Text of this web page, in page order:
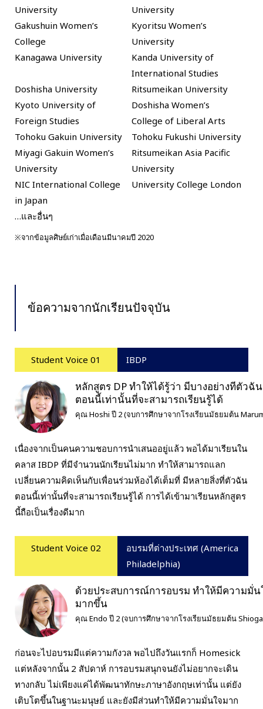
University
University
Gakushuin Women’s
College
Kyoritsu Women’s
University
Kanagawa University
Kanda University of
International Studies
Doshisha University
Ritsumeikan University
Kyoto University of
Foreign Studies
Doshisha Women’s
College of Liberal Arts
Tohoku Gakuin University
Tohoku Fukushi University
Miyagi Gakuin Women’s
University
Ritsumeikan Asia Pacific
University
NIC International College
in Japan
University College London
…และอื่นๆ
※จากข้อมูลศิษย์เก่าเมื่อเดือนมีนาคมปี 2020
ข้อความจากนักเรียนปัจจุบัน
Student Voice 01 IBDP
หลักสูตร DP ทำให้ได้รู้ว่า มีบางอย่างทีตัวฉัน
ตอนนี้เท่านั้นที่จะสามารถเรียนรู้ได้
คุณ Hoshi ปี 2 (จบการศึกษาจากโรงเรียนมัธยมต้น
เนื่องจากเป็นคนความชอบการนำเสนออยู่แล้ว พอได้มาเรียนใน
คลาส IBDP ที่มีจำนวนนักเรียนไม่มาก ทำให้สามารถแลก
เปลี่ยนความคิดเห็นกับเพื่อนร่วมห้องได้เต็มที่ มีหลายสิ่งที่ตัวฉัน
ตอนนี้เท่านั้นที่จะสามารถเรียนรู้ได้ การได้เข้ามาเรียนหลักสูตร
นี้ถือเป็นเรื่องดีมาก
Student Voice 02
อบรมที่ต่างประเทศ (America
Philadelphia)
ด้วยประสบการณ์การอบรม ทำให้มีความมั่น
มากขึ้น
คุณ Endo ปี 2 (จบการศึกษาจากโรงเรียนมัธยมต้น
ก่อนจะไปอบรมมีแต่ความกังวล พอไปถึงวันแรกก็ Homesick
แต่หลังจากนั้น 2 สัปดาห์ การอบรมสนุกจนยังไม่อยากจะเดิน
ทางกลับ ไม่เพียงแค่ได้พัฒนาทักษะภาษาอังกฤษเท่านั้น แต่ยัง
เติบโตขึ้นในฐานะมนุษย์ และยังมีส่วนทำให้มีความมั่นใจมาก